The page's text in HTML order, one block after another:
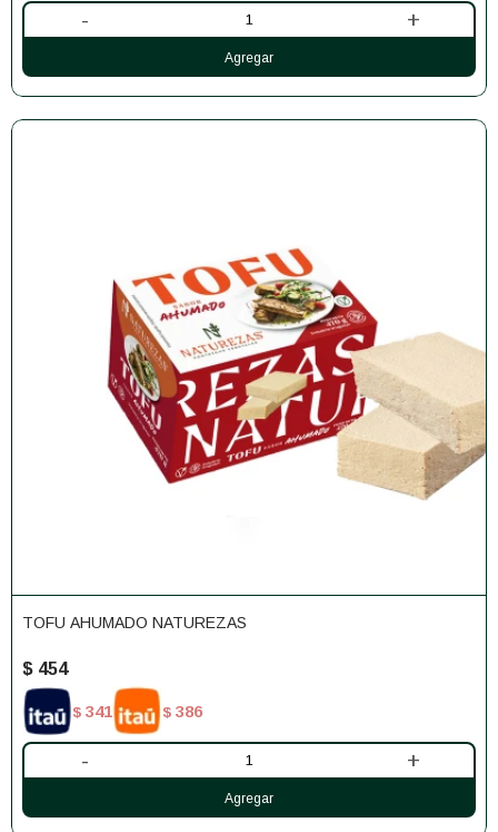
- +
TOFU AHUMADO NATUREZAS
$ 454
$ 341 $ 386
- +